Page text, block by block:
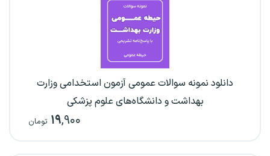
دانلود نمونه سوالات عمومی آزمون استخدامی وزارت
بهداشت و دانشگاه‌های علوم پزشکی
۱۹,۹۰۰ تومان